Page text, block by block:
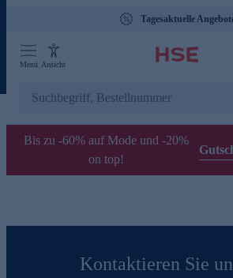
Tagesaktuelle
Menü Ansicht
Bis zu -60% auf Mode und -20%
on top!
Kontaktieren Sie